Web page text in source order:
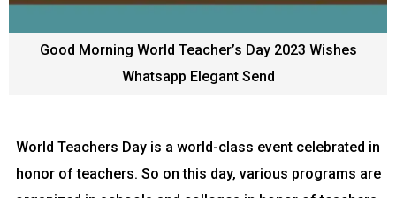
Good Morning World Teacher’s Day 2023 Wishes
Whatsapp Elegant Send
World Teachers Day is a world-class event celebrated in
honor of teachers. So on this day, various programs are